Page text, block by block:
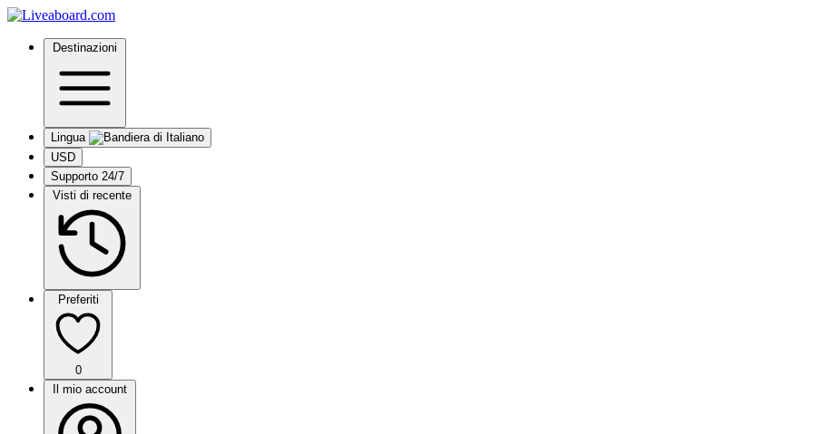
Destinazioni
Lingua
USD
Supporto 24/7
Visti di recente
Preferiti
0
Il mio account